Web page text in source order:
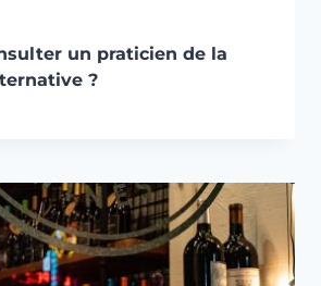
un praticien de la
?